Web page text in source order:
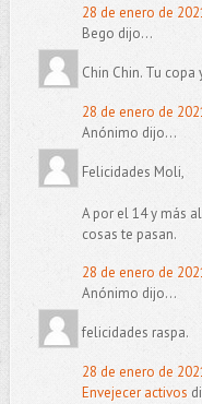
28 de enero de
Bego dijo...
Chin Chin. Tu copa
28 de enero de
Anónimo dijo...
Felicidades Moli,
A por el 14 y más
cosas te pasan.
28 de enero de
Anónimo dijo...
felicidades raspa.
28 de enero de
Envejecer activos